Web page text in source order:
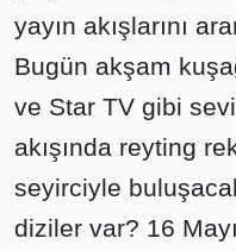
yayın akışlarını
Bugün akşam
ve Star TV gibi
akışında reyting
seyirciyle
diziler var? 16